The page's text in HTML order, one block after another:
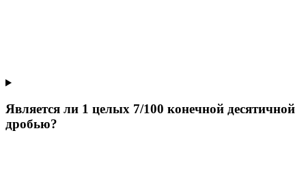
Является ли 1 целых 7/100 конечной десятичной
дробью?